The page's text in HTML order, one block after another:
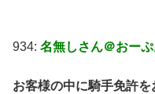
934: 名無しさん＠おー
お客様の中に騎手免許